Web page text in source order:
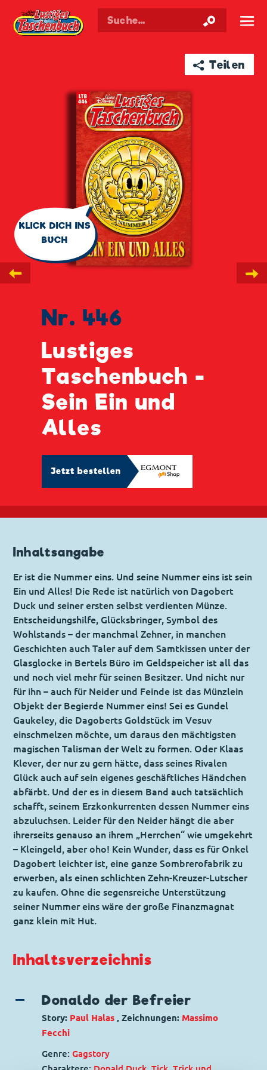
Walt Disneys Taschenbuch ☰
➦ Teilen
←
🗨
KLICK DICH INS
BUCH
Nr. 446
Lustiges
Taschenbuch -
Sein Ein und
Alles
Jetzt bestellen
→
Inhaltsangabe
Er ist die Nummer eins. Und seine Nummer eins ist sein
Ein und Alles! Die Rede ist natürlich von Dagobert
Duck und seiner ersten selbst verdienten Münze.
Entscheidungshilfe, Glücksbringer, Symbol des
Wohlstands – der manchmal Zehner, in manchen
Geschichten auch Taler auf dem Samtkissen unter der
Glasglocke in Bertels Büro im Geldspeicher ist all das
und noch viel mehr für seinen Besitzer. Und nicht nur
für ihn – auch für Neider und Feinde ist das Münzlein
Objekt der Begierde Nummer eins! Sei es Gundel
Gaukeley, die Dagoberts Goldstück im Vesuv
einschmelzen möchte, um daraus den mächtigsten
magischen Talisman der Welt zu formen. Oder Klaas
Klever, der nur zu gern hätte, dass seines Rivalen
Glück auch auf sein eigenes geschäftliches Händchen
abfärbt. Und der es in diesem Band auch tatsächlich
schafft, seinem Erzkonkurrenten dessen Nummer eins
abzuluchsen. Leider für den Neider hängt die aber
ihrerseits genauso an ihrem „Herrchen“ wie umgekehrt
– Kleingeld, aber oho! Kein Wunder, dass es für Onkel
Dagobert leichter ist, eine ganze Sombrerofabrik zu
erwerben, als einen schlichten Zehn-Kreuzer-Lutscher
zu kaufen. Ohne die segensreiche Unterstützung
seiner Nummer eins wäre der große Finanzmagnat
ganz klein mit Hut.
Inhaltsverzeichnis
Donaldo der Befreier
Story: Paul Halas , Zeichnungen: Massimo
Fecchi
Genre:Gagstory